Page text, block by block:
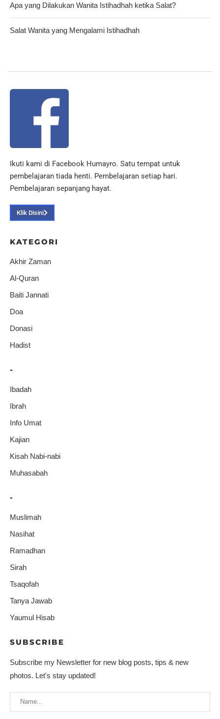
Apa yang Dilakukan Wanita Istihadhah ketika Salat?
Salat Wanita yang Mengalami Istihadhah
Ikuti kami di Facebook Humayro. Satu tempat untuk
pembelajaran tiada henti. Pembelajaran setiap hari.
Pembelajaran sepanjang hayat.
Klik Disini
KATEGORI
Akhir Zaman
Al-Quran
Baiti Jannati
Doa
Donasi
Hadist
-
Ibadah
Ibrah
Info Umat
Kajian
Kisah Nabi-nabi
Muhasabah
-
Muslimah
Nasihat
Ramadhan
Sirah
Tsaqofah
Tanya Jawab
Yaumul Hisab
SUBSCRIBE
Subscribe my Newsletter for new blog posts, tips & new
photos. Let's stay updated!